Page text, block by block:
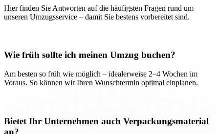
Hier finden Sie Antworten auf die häufigsten Fragen rund um
unseren Umzugsservice – damit Sie bestens vorbereitet sind.
Wie früh sollte ich meinen Umzug buchen?
Am besten so früh wie möglich – idealerweise 2–4 Wochen im
Voraus. So können wir Ihren Wunschtermin optimal einplanen.
Bietet Ihr Unternehmen auch Verpackungsmaterial
an?